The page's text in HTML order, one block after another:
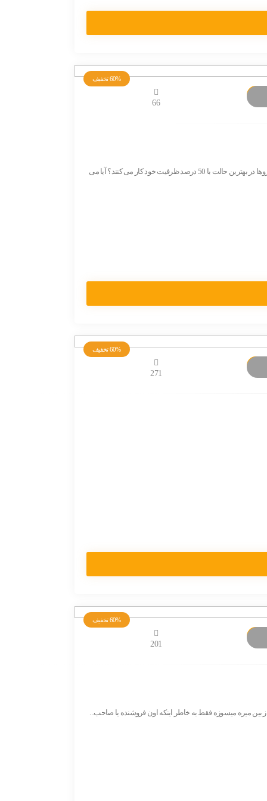
60% تخفیف
66
https://hamedbolour.com/wp-content/uploads/2022/12/رضایت-مشتری-سمینار-بلور1-1.mp4 آیا نمی خواهید مهارت های مدیریتی خود را بهبود دهید. آیا می دانید نیروها در بهترین حالت با 50 درصد ظرفیت خود کار می کنند؟ آیا می
60% تخفیف
271
60% تخفیف
201
میره میسوزه فقط به خاطر اینکه اون فروشنده یا صاحب...